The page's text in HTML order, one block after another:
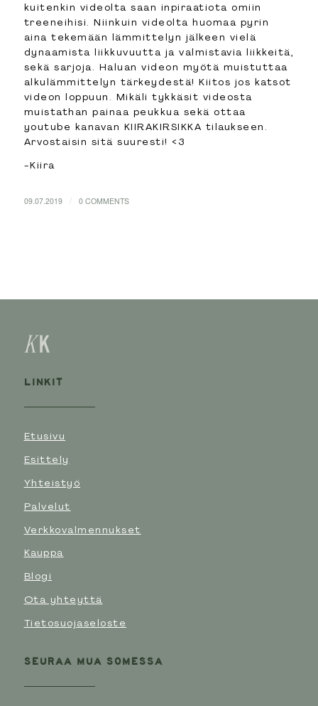
kuitenkin videolta saan inpiraatiota omiin
treeneihisi. Niinkuin videolta huomaa pyrin
aina tekemään lämmittelyn jälkeen vielä
dynaamista liikkuvuutta ja valmistavia liikkeitä,
sekä sarjoja. Haluan videon myötä muistuttaa
alkulämmittelyn tärkeydestä! Kiitos jos katsot
videon loppuun. Mikäli tykkäsit videosta
muistathan painaa peukkua sekä ottaa
youtube kanavan KIIRAKIRSIKKA tilaukseen.
Arvostaisin sitä suuresti! <3
-Kiira
09.07.2019 / 0 COMMENTS
LINKIT
Etusivu
Esittely
Yhteistyö
Palvelut
Verkkovalmennukset
Kauppa
Blogi
Ota yhteyttä
Tietosuojaseloste
SEURAA MUA SOMESSA